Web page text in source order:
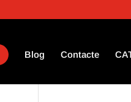
Blog Contacte